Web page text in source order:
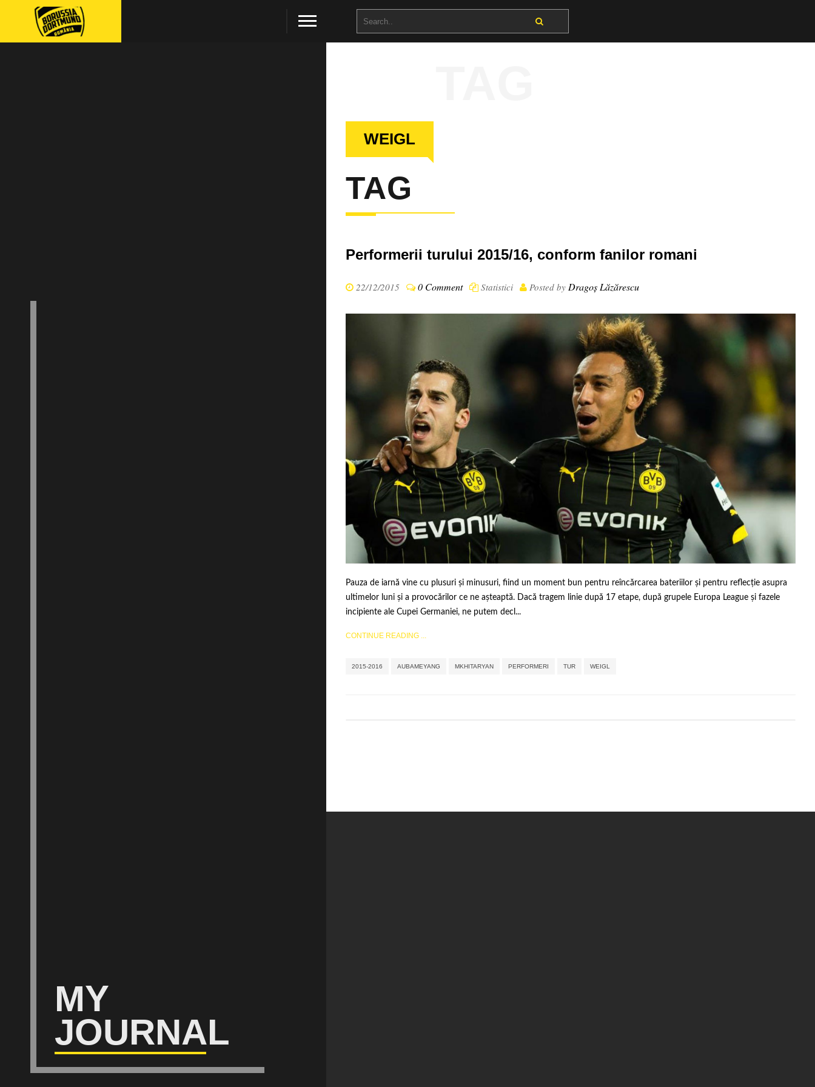
MY
JOURNAL
WEIGL
TAG
Performerii turului 2015/16, conform fanilor romani
22/12/2015 0 Comment Statistici Posted by Dragoș Lăzărescu
Pauza de iarnă vine cu plusuri și minusuri, fiind un moment bun pentru reîncărcarea bateriilor și pentru reflecție asupra
ultimelor luni și a provocărilor ce ne așteaptă. Dacă tragem linie după 17 etape, după grupele Europa League și fazele
incipiente ale Cupei Germaniei, ne putem decl...
CONTINUE READING ...
2015-2016 AUBAMEYANG MKHITARYAN PERFORMERI TUR WEIGL